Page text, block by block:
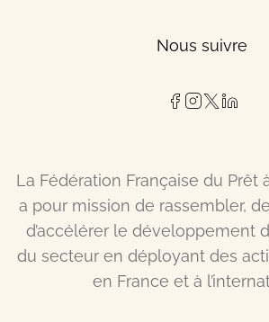
Nous suivre
La Fédération Française du Prêt
a pour mission de rassembler,
d’accélérer le développement
du secteur en déployant des
en France et à